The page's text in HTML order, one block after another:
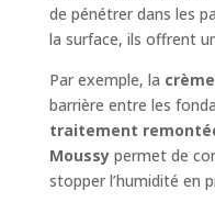
de pénétrer dans les
la surface, ils offrent
Par exemple, la
barrière entre les
traitement
Moussypermet de
stopper l’humidité en